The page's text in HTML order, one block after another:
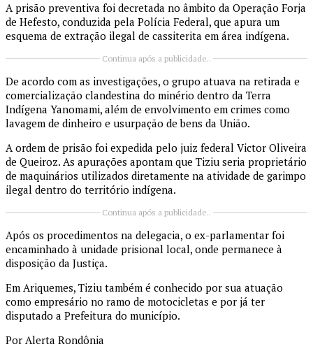
A prisão preventiva foi decretada no âmbito da Operação Forja
de Hefesto, conduzida pela Polícia Federal, que apura um
esquema de extração ilegal de cassiterita em área indígena.
Continua após a publicidade..
De acordo com as investigações, o grupo atuava na retirada e
comercialização clandestina do minério dentro da Terra
Indígena Yanomami, além de envolvimento em crimes como
lavagem de dinheiro e usurpação de bens da União.
A ordem de prisão foi expedida pelo juiz federal Victor Oliveira
de Queiroz. As apurações apontam que Tiziu seria proprietário
de maquinários utilizados diretamente na atividade de garimpo
ilegal dentro do território indígena.
Continua após a publicidade..
Após os procedimentos na delegacia, o ex-parlamentar foi
encaminhado à unidade prisional local, onde permanece à
disposição da Justiça.
Em Ariquemes, Tiziu também é conhecido por sua atuação
como empresário no ramo de motocicletas e por já ter
disputado a Prefeitura do município.
Por Alerta Rondônia